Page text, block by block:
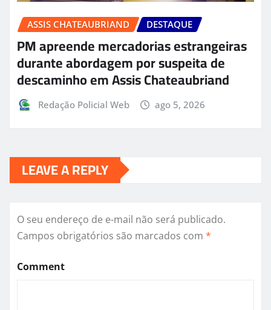
ASSIS CHATEAUBRIAND DESTAQUE
PM apreende mercadorias estrangeiras
durante abordagem por suspeita de
descaminho em Assis Chateaubriand
Redação Policial Web ago 5, 2026
LEAVE A REPLY
O seu endereço de e-mail não será publicado.
Campos obrigatórios são marcados com *
Comment